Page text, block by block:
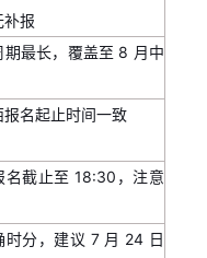
补报
期最长，覆盖至 8 月中
报名起止时间一致
名截止至 18:30，注意
时分，建议 7 月 24 日